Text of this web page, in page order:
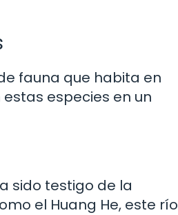
fauna que habita en
especies en un
sido testigo de la
el Huang He, este río